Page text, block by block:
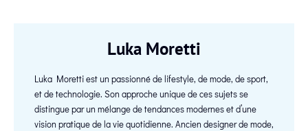
Luka Moretti
Luka Moretti est un passionné de lifestyle, de mode, de sport,
et de technologie. Son approche unique de ces sujets se
distingue par un mélange de tendances modernes et d’une
vision pratique de la vie quotidienne. Ancien designer de mode,